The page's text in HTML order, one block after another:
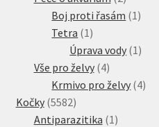
produkty
Boj proti řasám 1 1
Tetra 1 1
produkt
Úprava vody 1 1
Vše pro želvy 44
produkty
Krmivo pro želvy 44
Kočky 55825582
produktů
Antiparazitika 1 1